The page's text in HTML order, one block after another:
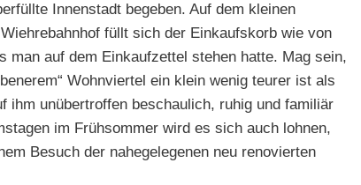
Innenstadt begeben. Auf dem kleinen
füllt sich der Einkaufskorb wie von
man auf dem Einkaufzettel stehen hatte. Mag sein,
Wohnviertel ein klein wenig teurer ist als
ihm unübertroffen beschaulich, ruhig und familiär
im Frühsommer wird es sich auch lohnen,
Besuch der nahegelegenen neu renovierten